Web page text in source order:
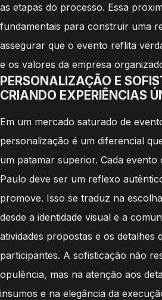
as etapas do processo. Essa
fundamentais para construir uma
assegurar que o evento reflita
e os valores da empresa
PERSONALIZAÇÃO E
CRIANDO EXPERIÊNCIAS
Em um mercado saturado de
personalização é um diferencial
um patamar superior. Cada
Paulo deve ser um reflexo
promove. Isso se traduz na
desde a identidade visual e a
atividades propostas e os detalhes
participantes. A sofisticação não
opulência, mas na atenção aos
insumos e na elegância da